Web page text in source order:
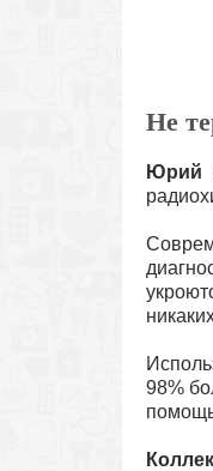
Не
Юрий
98%